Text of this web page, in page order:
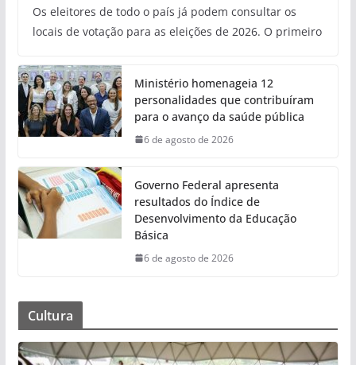
Os eleitores de todo o país já podem consultar os
locais de votação para as eleições de 2026. O primeiro
Ministério homenageia 12
personalidades que contribuíram
para o avanço da saúde pública
6 de agosto de 2026
Governo Federal apresenta
resultados do Índice de
Desenvolvimento da Educação
Básica
6 de agosto de 2026
Cultura